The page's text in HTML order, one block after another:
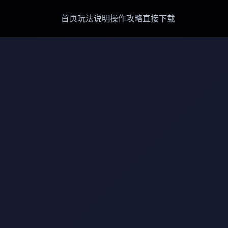
首页玩法说明操作攻略直接下载